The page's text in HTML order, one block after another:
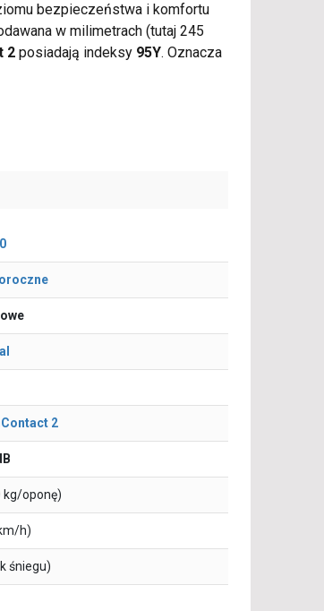
bezpieczeństwa i komfortu
w milimetrach (tutaj 245
2 posiadają indeksy 95Y. Oznacza
2
kg/oponę)
h)
śniegu)